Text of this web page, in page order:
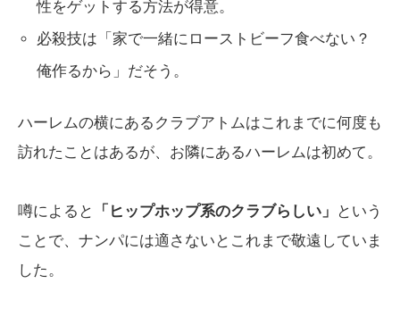
性をゲットする方法が得意。
必殺技は「家で一緒にローストビーフ食べない？
俺作るから」だそう。
ハーレムの横にあるクラブアトムはこれまでに何度も
訪れたことはあるが、お隣にあるハーレムは初めて。
噂によると 「ヒップホップ系のクラブらしい」
という
ことで、ナンパには適さないとこれまで敬遠していま
した。